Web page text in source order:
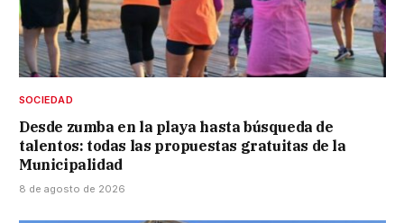
SOCIEDAD
Desde zumba en la playa hasta búsqueda de
talentos: todas las propuestas gratuitas de la
Municipalidad
8 de agosto de 2026